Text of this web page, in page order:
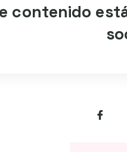
contenido